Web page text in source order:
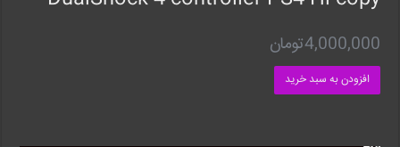
4,000,000تومان
افزودن به سبد خرید